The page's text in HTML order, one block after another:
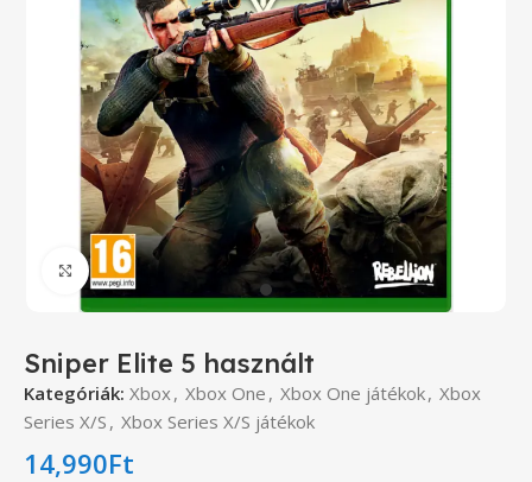
Click to enlarge
Sniper Elite 5 használt
Kategóriák: Xbox , Xbox One , Xbox One játékok, Xbox
Series X/S , Xbox Series X/S játékok
14,990Ft